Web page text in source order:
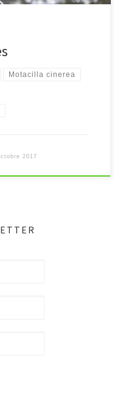
Motacilla cinerea
2017